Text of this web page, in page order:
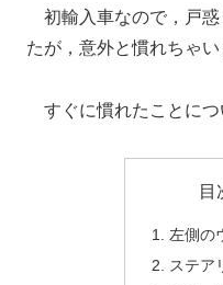
初輸入車なので，戸惑
たが，意外と慣れちゃ
すぐに慣れたことにつ
目
左側の
ステア